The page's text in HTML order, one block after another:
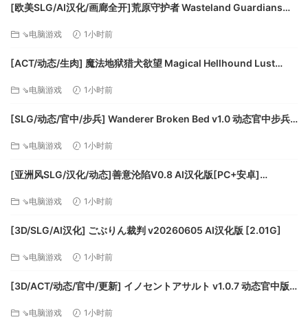
[欧美SLG/AI汉化/画廊全开]荒原守护者 Wasteland Guardians
⇘电脑游戏 1小时前
[ACT/动态/生肉] 魔法地狱猎犬欲望 Magical Hellhound Lust
⇘电脑游戏 1小时前
[SLG/动态/官中/步兵] Wanderer Broken Bed v1.0 动态官中步兵
⇘电脑游戏 1小时前
[亚洲风SLG/汉化/动态]善意沦陷V0.8 AI汉化版[PC+安卓]
⇘电脑游戏 1小时前
[3D/SLG/AI汉化] ごぶりん裁判 v20260605 AI汉化版 [2.01G]
⇘电脑游戏 1小时前
[3D/ACT/动态/官中/更新] イノセントアサルト v1.0.7 动态官中版
⇘电脑游戏 1小时前